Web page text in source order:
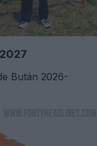
Bután 2026-